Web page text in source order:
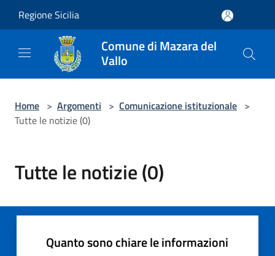
Regione Sicilia
Comune di Mazara del
Vallo
Home > Argomenti > Comunicazione istituzionale >
Tutte le notizie (0)
Tutte le notizie (0)
Quanto sono chiare le informazioni